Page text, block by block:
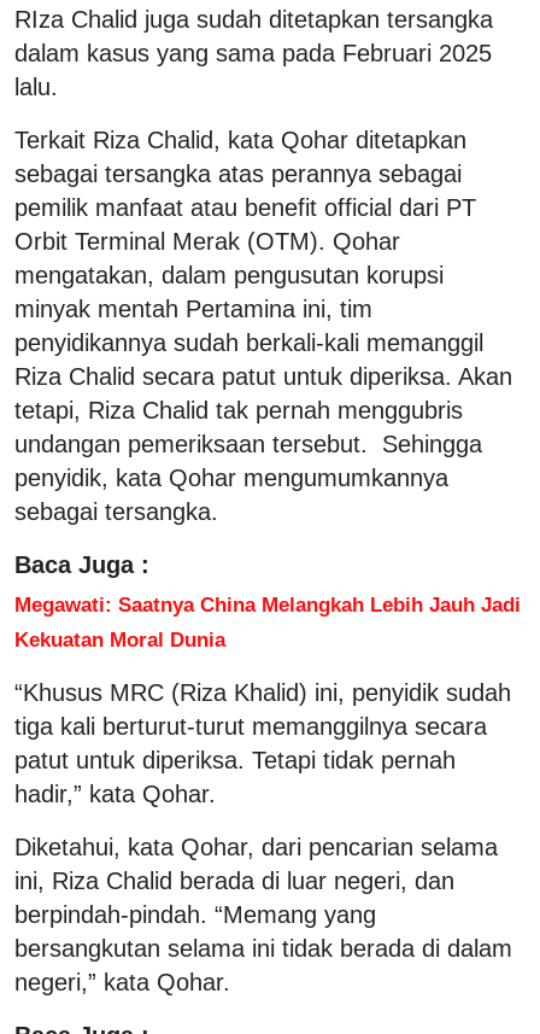
RIza Chalid juga sudah ditetapkan tersangka
dalam kasus yang sama pada Februari 2025
lalu.
Terkait Riza Chalid, kata Qohar ditetapkan
sebagai tersangka atas perannya sebagai
pemilik manfaat atau benefit official dari PT
Orbit Terminal Merak (OTM). Qohar
mengatakan, dalam pengusutan korupsi
minyak mentah Pertamina ini, tim
penyidikannya sudah berkali-kali memanggil
Riza Chalid secara patut untuk diperiksa. Akan
tetapi, Riza Chalid tak pernah menggubris
undangan pemeriksaan tersebut. Sehingga
penyidik, kata Qohar mengumumkannya
sebagai tersangka.
Baca Juga :
Megawati: Saatnya China Melangkah Lebih Jauh Jadi
Kekuatan Moral Dunia
“Khusus MRC (Riza Khalid) ini, penyidik sudah
tiga kali berturut-turut memanggilnya secara
patut untuk diperiksa. Tetapi tidak pernah
hadir,” kata Qohar.
Diketahui, kata Qohar, dari pencarian selama
ini, Riza Chalid berada di luar negeri, dan
berpindah-pindah. “Memang yang
bersangkutan selama ini tidak berada di dalam
negeri,” kata Qohar.